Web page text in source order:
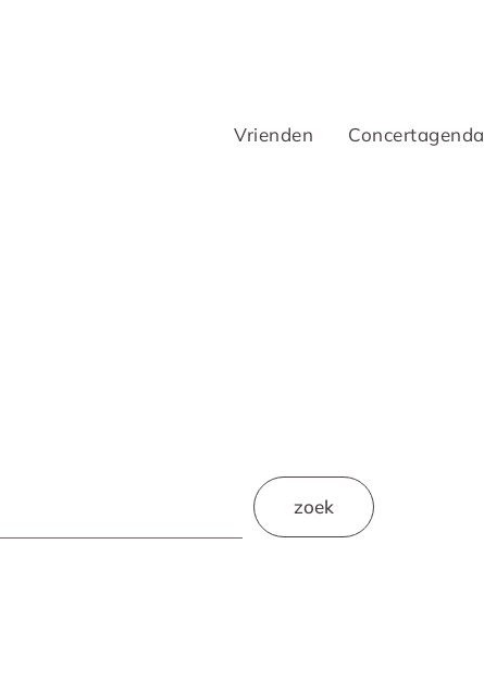
Vrienden Concertagenda
zoek